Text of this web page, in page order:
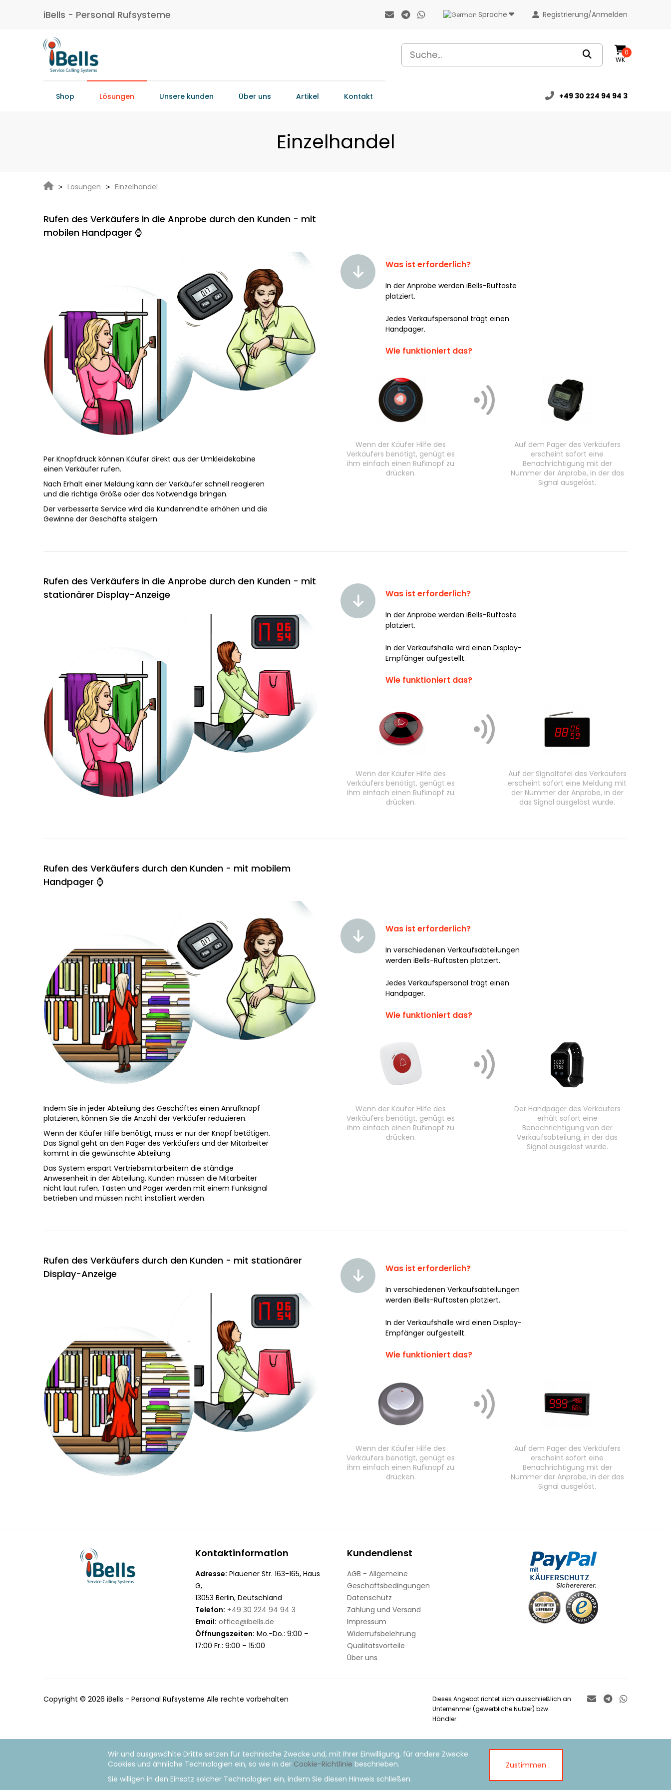
iBells - Personal Rufsysteme Sprache Registrierung/Anmelden
WK
0
Shop Lösungen Unsere kunden Über uns Artikel Kontakt +49 30 224 94 94 3
Wir und ausgewählte Dritte setzen für technische Zwecke und, mit Ihrer Einwilligung, für andere Zwecke
Cookies und ähnliche Technologien ein, so wie in der Cookie-Richtlinie beschrieben.
Sie willigen in den Einsatz solcher Technologien ein, indem Sie diesen Hinweis schließen.
Zustimmen
Einzelhandel
Lösungen Einzelhandel
Rufen des Verkäufers in die Anprobe durch den Kunden - mit
mobilen Handpager ⌚
Per Knopfdruck können Käufer direkt aus der Umkleidekabine
einen Verkäufer rufen.
Nach Erhalt einer Meldung kann der Verkäufer schnell reagieren
und die richtige Größe oder das Notwendige bringen.
Der verbesserte Service wird die Kundenrendite erhöhen und die
Gewinne der Geschäfte steigern.
Was ist erforderlich?
In der Anprobe werden iBells-Ruftaste
platziert.
Jedes Verkaufspersonal trägt einen
Handpager.
Wie funktioniert das?
Wenn der Käufer Hilfe des
Verkäufers benötigt, genügt es
ihm einfach einen Rufknopf zu
drücken.
Auf dem Pager des Verkäufers
erscheint sofort eine
Benachrichtigung mit der
Nummer der Anprobe, in der das
Signal ausgelöst.
Rufen des Verkäufers in die Anprobe durch den Kunden - mit
stationärer Display-Anzeige
Was ist erforderlich?
In der Anprobe werden iBells-Ruftaste
platziert.
In der Verkaufshalle wird einen Display-
Empfänger aufgestellt.
Wie funktioniert das?
Wenn der Käufer Hilfe des
Verkäufers benötigt, genügt es
ihm einfach einen Rufknopf zu
drücken.
Auf der Signaltafel des Verkäufers
erscheint sofort eine Meldung mit
der Nummer der Anprobe, in der
das Signal ausgelöst wurde.
Rufen des Verkäufers durch den Kunden - mit mobilem
Handpager ⌚
Indem Sie in jeder Abteilung des Geschäftes einen Anrufknopf
platzieren, können Sie die Anzahl der Verkäufer reduzieren.
Wenn der Käufer Hilfe benötigt, muss er nur der Knopf betätigen.
Das Signal geht an den Pager des Verkäufers und der Mitarbeiter
kommt in die gewünschte Abteilung.
Das System erspart Vertriebsmitarbeitern die ständige
Anwesenheit in der Abteilung. Kunden müssen die Mitarbeiter
nicht laut rufen. Tasten und Pager werden mit einem Funksignal
betrieben und müssen nicht installiert werden.
Was ist erforderlich?
In verschiedenen Verkaufsabteilungen
werden iBells-Ruftasten platziert.
Jedes Verkaufspersonal trägt einen
Handpager.
Wie funktioniert das?
Wenn der Käufer Hilfe des
Verkäufers benötigt, genügt es
ihm einfach einen Rufknopf zu
drücken.
Der Handpager des Verkäufers
erhält sofort eine
Benachrichtigung von der
Verkaufsabteilung, in der das
Signal ausgelöst wurde.
Rufen des Verkäufers durch den Kunden - mit stationärer
Display-Anzeige
Was ist erforderlich?
In verschiedenen Verkaufsabteilungen
werden iBells-Ruftasten platziert.
In der Verkaufshalle wird einen Display-
Empfänger aufgestellt.
Wie funktioniert das?
Wenn der Käufer Hilfe des
Verkäufers benötigt, genügt es
ihm einfach einen Rufknopf zu
drücken.
Auf dem Pager des Verkäufers
erscheint sofort eine
Benachrichtigung mit der
Nummer der Anprobe, in der das
Signal ausgelöst.
Kontaktinformation
Adresse: Plauener Str. 163-165, Haus
G,
13053 Berlin, Deutschland
Telefon: +49 30 224 94 94 3
Email: office@ibells.de
Öffnungszeiten: Mo.-Do.: 9:00 –
17:00 Fr.: 9:00 – 15:00
Kundendienst
AGB - Allgemeine
Geschäftsbedingungen
Datenschutz
Zahlung und Versand
Impressum
Widerrufsbelehrung
Qualitätsvorteile
Über uns
Copyright © 2026 iBells - Personal Rufsysteme Alle rechte vorbehalten
Dieses Angebot richtet sich ausschließlich an
Unternehmer (gewerbliche Nutzer) bzw.
Händler.